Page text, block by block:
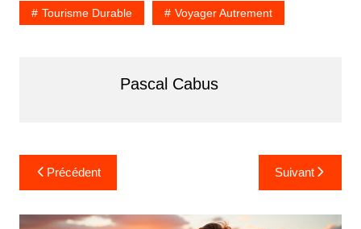
Tourisme Durable Voyager Autrement
Pascal Cabus
Navigation
de
l’article
Précédent Suivant